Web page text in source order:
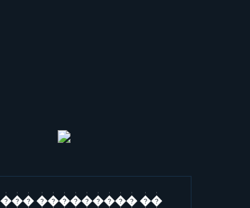
��������� ��